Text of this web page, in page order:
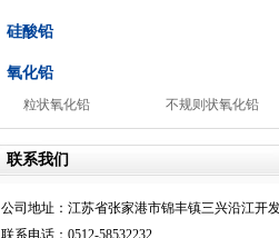
硅酸铅
氧化铅
粒状氧化铅 不规则状氧化铅
联系我们
公司地址：江苏省张家港市锦丰镇三兴沿江开
联系电话：0512-58532232